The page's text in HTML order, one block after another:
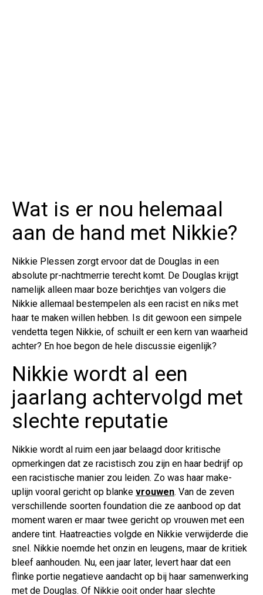
Wat is er nou helemaal
aan de hand met Nikkie?
Nikkie Plessen zorgt ervoor dat de Douglas in een
absolute pr-nachtmerrie terecht komt. De Douglas krijgt
namelijk alleen maar boze berichtjes van volgers die
Nikkie allemaal bestempelen als een racist en niks met
haar te maken willen hebben. Is dit gewoon een simpele
vendetta tegen Nikkie, of schuilt er een kern van waarheid
achter? En hoe begon de hele discussie eigenlijk?
Nikkie wordt al een
jaarlang achtervolgd met
slechte reputatie
Nikkie wordt al ruim een jaar belaagd door kritische
opmerkingen dat ze racistisch zou zijn en haar bedrijf op
een racistische manier zou leiden. Zo was haar make-
uplijn vooral gericht op blanke vrouwen. Van de zeven
verschillende soorten foundation die ze aanbood op dat
moment waren er maar twee gericht op vrouwen met een
andere tint. Haatreacties volgde en Nikkie verwijderde die
snel. Nikkie noemde het onzin en leugens, maar de kritiek
bleef aanhouden. Nu, een jaar later, levert haar dat een
flinke portie negatieve aandacht op bij haar samenwerking
met de Douglas. Of Nikkie ooit onder haar slechte